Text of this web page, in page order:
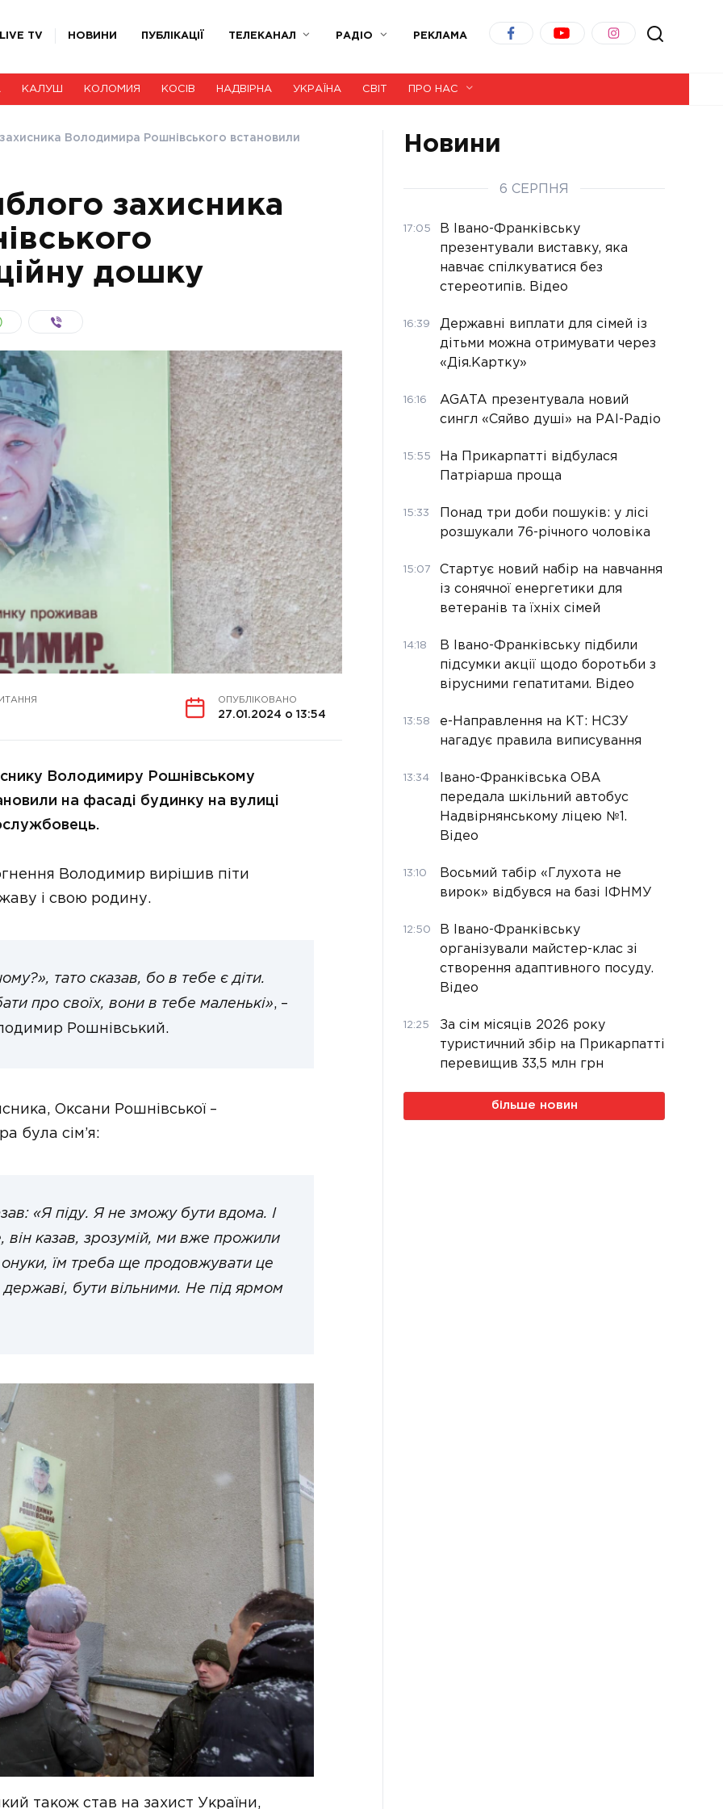
TV НОВИНИ ПУБЛІКАЦІЇ ТЕЛЕКАНАЛ РАДІО РЕКЛАМА
КАЛУШ КОЛОМИЯ КОСІВ НАДВІРНА УКРАЇНА СВІТ ПРО НАС
Володимира Рошнівського встановили
захисника
дошку
ОПУБЛІКОВАНО
27.01.2024 о 13:54
Володимиру Рошнівському
на фасаді будинку на вулиці
Володимир вирішив піти
і свою родину.
тато сказав, бо в тебе є діти.
про своїх, вони в тебе маленькі», –
Рошнівський.
Оксани Рошнівської –
була сім’я:
«Я піду. Я не зможу бути вдома. І
він казав, зрозумій, ми вже прожили
онуки, їм треба ще продовжувати це
бути вільними. Не під ярмом
також став на захист України,
Новини
6 СЕРПНЯ
17:05
В Івано-Франківську
презентували виставку, яка
навчає спілкуватися без
стереотипів. Відео
16:39
Державні виплати для сімей із
дітьми можна отримувати через
«Дія.Картку»
16:16
AGATA презентувала новий
сингл «Сяйво душі» на РАІ-Радіо
15:55
На Прикарпатті відбулася
Патріарша проща
15:33
Понад три доби пошуків: у лісі
розшукали 76-річного чоловіка
15:07
Стартує новий набір на навчання
із сонячної енергетики для
ветеранів та їхніх сімей
14:18
В Івано-Франківську підбили
підсумки акції щодо боротьби з
вірусними гепатитами. Відео
13:58
е-Направлення на КТ: НСЗУ
нагадує правила виписування
13:34
Івано-Франківська ОВА
передала шкільний автобус
Надвірнянському ліцею №1.
Відео
13:10
Восьмий табір «Глухота не
вирок» відбувся на базі ІФНМУ
12:50
В Івано-Франківську
організували майстер-клас зі
створення адаптивного посуду.
Відео
12:25
За сім місяців 2026 року
туристичний збір на Прикарпатті
перевищив 33,5 млн грн
більше новин